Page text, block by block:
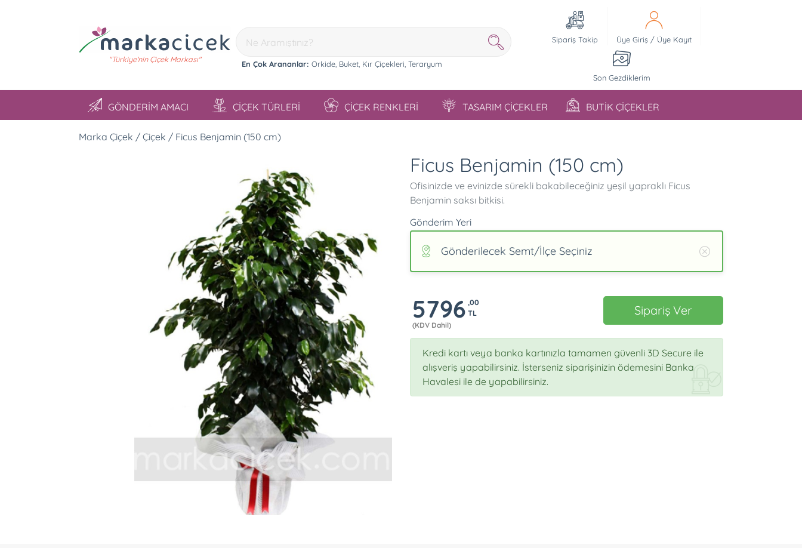
"Türkiye'nin Çiçek Markası" En Çok Arananlar: Orkide, Buket, Kır Çiçekleri, Teraryum
Sipariş Takip Üye Giriş/ Üye Kayıt
Son Gezdiklerim
GÖNDERİM AMACI ÇİÇEK TÜRLERİ ÇİÇEK RENKLERİ TASARIM ÇİÇEKLER BUTİK ÇİÇEKLER
Marka Çiçek / Çiçek / Ficus Benjamin (150 cm)
Ficus Benjamin (150 cm)
Ofisinizde ve evinizde sürekli bakabileceğiniz yeşil yapraklı Ficus
Benjamin saksı bitkisi.
Gönderim Yeri
Gönderilecek Semt/İlçe Seçiniz
5796 ,00
TL
(KDV Dahil)
Sipariş Ver
Kredi kartı veya banka kartınızla tamamen güvenli 3D Secure ile
alışveriş yapabilirsiniz. İsterseniz siparişinizin ödemesini Banka
Havalesi ile de yapabilirsiniz.